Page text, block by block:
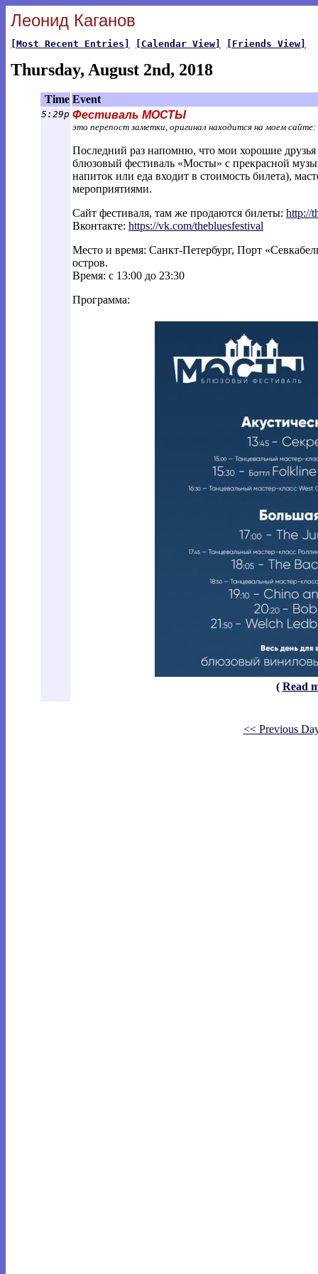
Леонид Каганов
[Most Recent Entries] [Calendar View] [Friends View]
Thursday, August 2nd, 2018
Time Event
5:29p Фестиваль МОСТЫ
это перепост заметки, оригинал находится на моем сайте:
Последний раз напомню, что мои хорошие друзья
блюзовый фестиваль «Мосты» с прекрасной
напиток или еда входит в стоимость билета),
мероприятиями.
Сайт фестиваля, там же продаются билеты: http://
Вконтакте: https://vk.com/thebluesfestival
Место и время: Санкт-Петербург, Порт
остров.
Время: с 13:00 до 23:30
Программа:
( Read
<< Previous